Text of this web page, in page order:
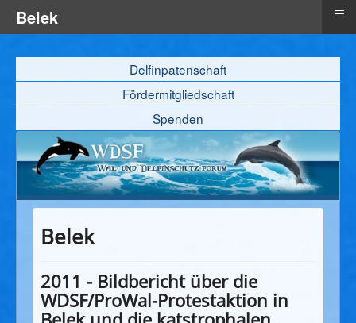
Delfinpatenschaft
Fördermitgliedschaft
Spenden
Belek
2011 - Bildbericht über die
WDSF/ProWal-Protestaktion in
Belek ≡